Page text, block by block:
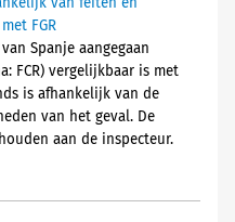
FGR
Spanje aangegaan
FCR) vergelijkbaar is met
is afhankelijk van de
van het geval. De
aan de inspecteur.